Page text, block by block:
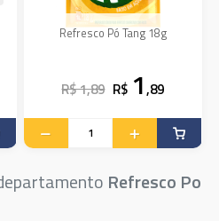
Refresco Pó Tang 18g
R$ 1,89 R$ 1,89
Refresco Po